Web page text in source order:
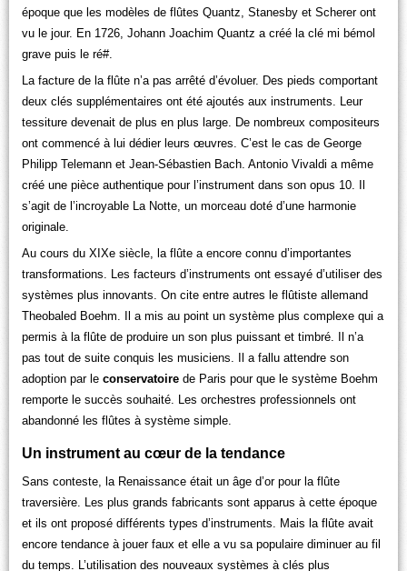
époque que les modèles de flûtes Quantz, Stanesby et Scherer ont
vu le jour. En 1726, Johann Joachim Quantz a créé la clé mi bémol
grave puis le ré#.
La facture de la flûte n’a pas arrêté d’évoluer. Des pieds comportant
deux clés supplémentaires ont été ajoutés aux instruments. Leur
tessiture devenait de plus en plus large. De nombreux compositeurs
ont commencé à lui dédier leurs œuvres. C’est le cas de George
Philipp Telemann et Jean-Sébastien Bach. Antonio Vivaldi a même
créé une pièce authentique pour l’instrument dans son opus 10. Il
s’agit de l’incroyable La Notte, un morceau doté d’une harmonie
originale.
Au cours du XIXe siècle, la flûte a encore connu d’importantes
transformations. Les facteurs d’instruments ont essayé d’utiliser des
systèmes plus innovants. On cite entre autres le flûtiste allemand
Theobaled Boehm. Il a mis au point un système plus complexe qui a
permis à la flûte de produire un son plus puissant et timbré. Il n’a
pas tout de suite conquis les musiciens. Il a fallu attendre son
adoption par leconservatoire de Paris pour que le système Boehm
remporte le succès souhaité. Les orchestres professionnels ont
abandonné les flûtes à système simple.
Un instrument au cœur de la tendance
Sans conteste, la Renaissance était un âge d’or pour la flûte
traversière. Les plus grands fabricants sont apparus à cette époque
et ils ont proposé différents types d’instruments. Mais la flûte avait
encore tendance à jouer faux et elle a vu sa populaire diminuer au fil
du temps. L’utilisation des nouveaux systèmes à clés plus